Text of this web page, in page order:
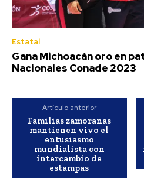
Estatal
Gana Michoacán oro en
Nacionales Conade 2023
Artículo anterior
Familias zamoranas
mantienen vivo el
entusiasmo
mundialista con
intercambio de
estampas